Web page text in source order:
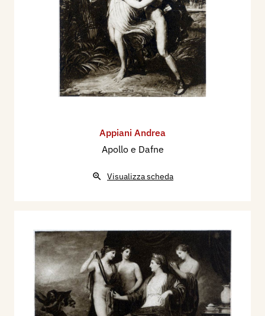
Appiani Andrea
Apollo e Dafne
Visualizza scheda